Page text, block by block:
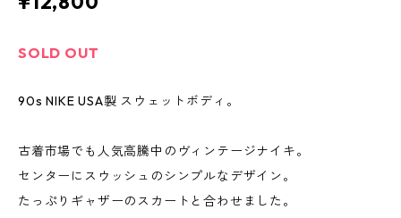
SOLD OUT
90s NIKE USA製 スウェットボディ。
古着市場でも人気高騰中のヴィンテージナイキ。
センターにスウッシュのシンプルなデザイン。
たっぷりギャザーのスカートと合わせました。